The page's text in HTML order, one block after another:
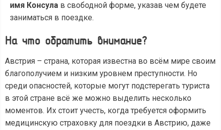
имя Консула в свободной форме, указав чем будете
заниматься в поездке.
На что обратить внимание?
Австрия – страна, которая известна во всём мире своим
благополучием и низким уровнем преступности. Но
среди опасностей, которые могут подстерегать туриста
в этой стране всё же можно выделить несколько
моментов. Их стоит учесть, когда требуется оформить
медицинскую страховку для поездки в Австрию, даже